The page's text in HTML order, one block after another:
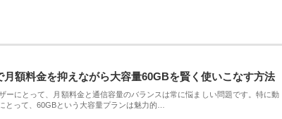
月額料金を抑えながら大容量60GBを賢く使いこなす方法
ーにとって、月額料金と通信容量のバランスは常に悩ましい問題です。特に動
とって、60GBという大容量プランは魅力的…